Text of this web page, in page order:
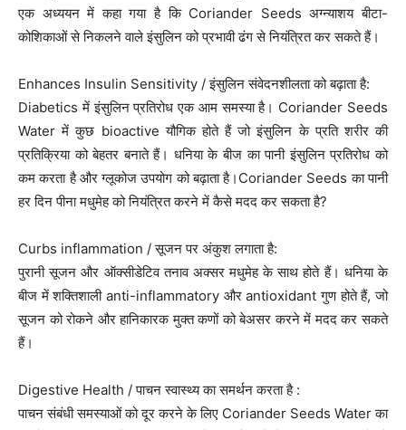
एक अध्ययन में कहा गया है कि Coriander Seeds अग्न्याशय बीटा-
कोशिकाओं से निकलने वाले इंसुलिन को प्रभावी ढंग से नियंत्रित कर सकते हैं।
Enhances Insulin Sensitivity / इंसुलिन संवेदनशीलता को बढ़ाता है:
Diabetics में इंसुलिन प्रतिरोध एक आम समस्या है। Coriander Seeds
Water में कुछ bioactive यौगिक होते हैं जो इंसुलिन के प्रति शरीर की
प्रतिक्रिया को बेहतर बनाते हैं। धनिया के बीज का पानी इंसुलिन प्रतिरोध को
कम करता है और ग्लूकोज उपयोग को बढ़ाता है।Coriander Seeds का पानी
हर दिन पीना मधुमेह को नियंत्रित करने में कैसे मदद कर सकता है?
Curbs inflammation / सूजन पर अंकुश लगाता है:
पुरानी सूजन और ऑक्सीडेटिव तनाव अक्सर मधुमेह के साथ होते हैं। धनिया के
बीज में शक्तिशाली anti-inflammatory और antioxidant गुण होते हैं, जो
सूजन को रोकने और हानिकारक मुक्त कणों को बेअसर करने में मदद कर सकते
हैं।
Digestive Health / पाचन स्वास्थ्य का समर्थन करता है :
पाचन संबंधी समस्याओं को दूर करने के लिए Coriander Seeds Water का